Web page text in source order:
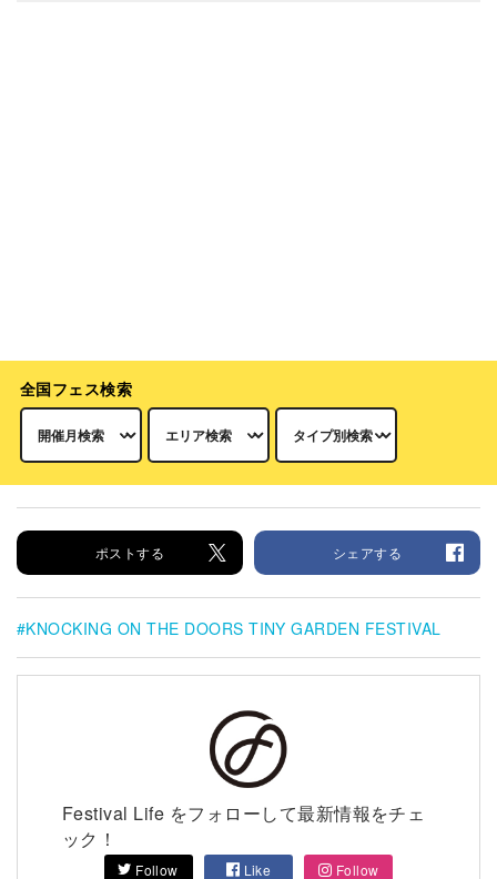
全国フェス検索
ポストする シェアする
KNOCKING ON THE DOORS TINY GARDEN FESTIVAL
Festival Life をフォローして最新情報をチェ
ック！
Follow Like Follow